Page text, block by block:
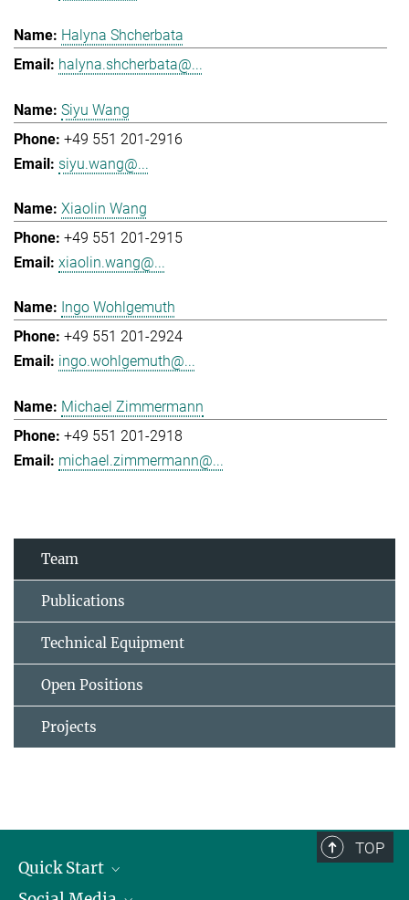
Halyna Shcherbata
halyna.shcherbata@...
Siyu Wang
+49 551 201-2916
siyu.wang@...
Xiaolin Wang
+49 551 201-2915
xiaolin.wang@...
Ingo Wohlgemuth
+49 551 201-2924
ingo.wohlgemuth@...
Michael Zimmermann
+49 551 201-2918
michael.zimmermann@...
Team
Publications
Technical Equipment
Open Positions
Projects
TOP
Quick Start